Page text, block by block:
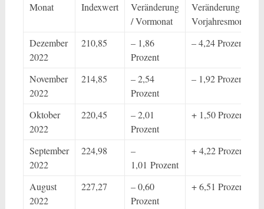
Monat Indexwert
Veränderung
/ Vormonat
Veränderung /
Vorjahresmonat
Dezember
2022
210,85
– 1,86
Prozent
– 4,24 Prozent
November
2022
214,85
– 2,54
Prozent
– 1,92 Prozent
Oktober
2022
220,45
– 2,01
Prozent
+ 1,50 Prozent
September
2022
224,98
–
1,01 Prozent
+ 4,22 Prozent
August
2022
227,27
– 0,60
Prozent
+ 6,51 Prozent